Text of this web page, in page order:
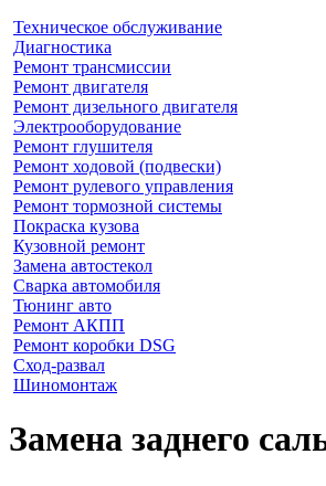
Техническое обслуживание
Диагностика
Ремонт трансмиссии
Ремонт двигателя
Ремонт дизельного двигателя
Электрооборудование
Ремонт глушителя
Ремонт ходовой (подвески)
Ремонт рулевого управления
Ремонт тормозной системы
Покраска кузова
Кузовной ремонт
Замена автостекол
Сварка автомобиля
Тюнинг авто
Ремонт АКПП
Ремонт коробки DSG
Сход-развал
Шиномонтаж
Замена заднего